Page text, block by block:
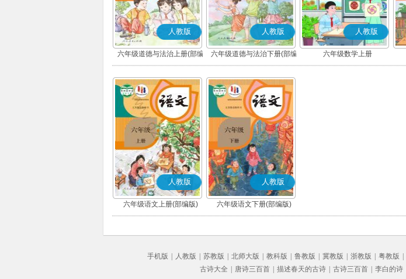
人教版
六年级道德与法治上册(部编
版)
人教版
六年级道德与法治下册(部编
版)
人教版
六年级数学上册
人教版
六年级语文上册(部编版)
人教版
六年级语文下册(部编版)
手机版 人教版 苏教版 北师大版 教科版 鲁教版 冀教版 浙教版 粤教版
古诗大全
唐诗三百首 描述春天的古诗 古诗三百首 李白的诗